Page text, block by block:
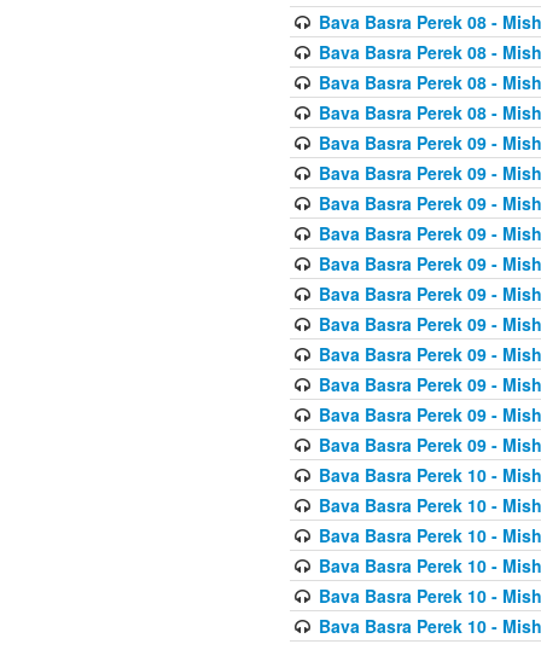
Bava Basra Perek 08 -
Bava Basra Perek 08 -
Bava Basra Perek 08 -
Bava Basra Perek 08 -
Bava Basra Perek 09 -
Bava Basra Perek 09 -
Bava Basra Perek 09 -
Bava Basra Perek 09 -
Bava Basra Perek 09 -
Bava Basra Perek 09 -
Bava Basra Perek 09 -
Bava Basra Perek 09 -
Bava Basra Perek 09 -
Bava Basra Perek 09 -
Bava Basra Perek 09 -
Bava Basra Perek 10 -
Bava Basra Perek 10 -
Bava Basra Perek 10 -
Bava Basra Perek 10 -
Bava Basra Perek 10 -
Bava Basra Perek 10 -